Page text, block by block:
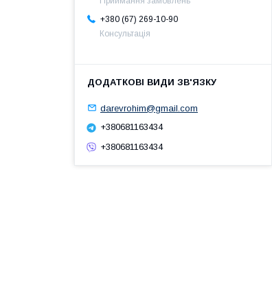
+380 (67) 269-10-90
Консультація
darevrohim@gmail.com
+380681163434
+380681163434